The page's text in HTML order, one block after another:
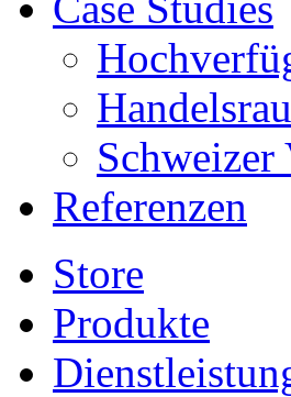
Schweizer
Referenzen
Store
Produkte